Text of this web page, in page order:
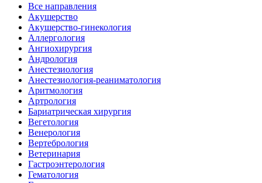
Все направления
Акушерство
Акушерство-гинекология
Аллергология
Ангиохирургия
Андрология
Анестезиология
Анестезиология-реаниматология
Аритмология
Артрология
Бариатрическая хирургия
Вегетология
Венерология
Вертебрология
Ветеринария
Гастроэнтерология
Гематология